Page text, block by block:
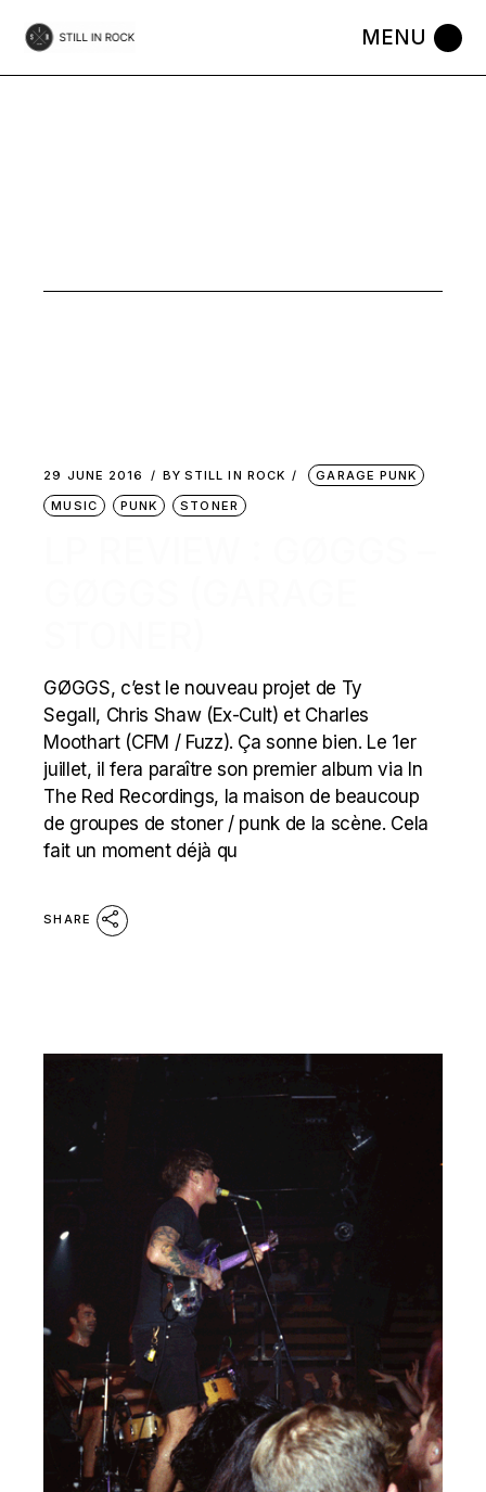
the
29 JUNE 2016 BY STILL IN ROCK
GARAGE PUNK
MUSIC
PUNK STONER
GØGGS, c’est le nouveau projet de Ty
Segall, Chris Shaw (Ex-Cult) et Charles
Moothart (CFM / Fuzz). Ça sonne bien. Le 1er
juillet, il fera paraître son premier album via In
The Red Recordings, la maison de beaucoup
de groupes de stoner / punk de la scène. Cela
fait un moment déjà qu
SHARE